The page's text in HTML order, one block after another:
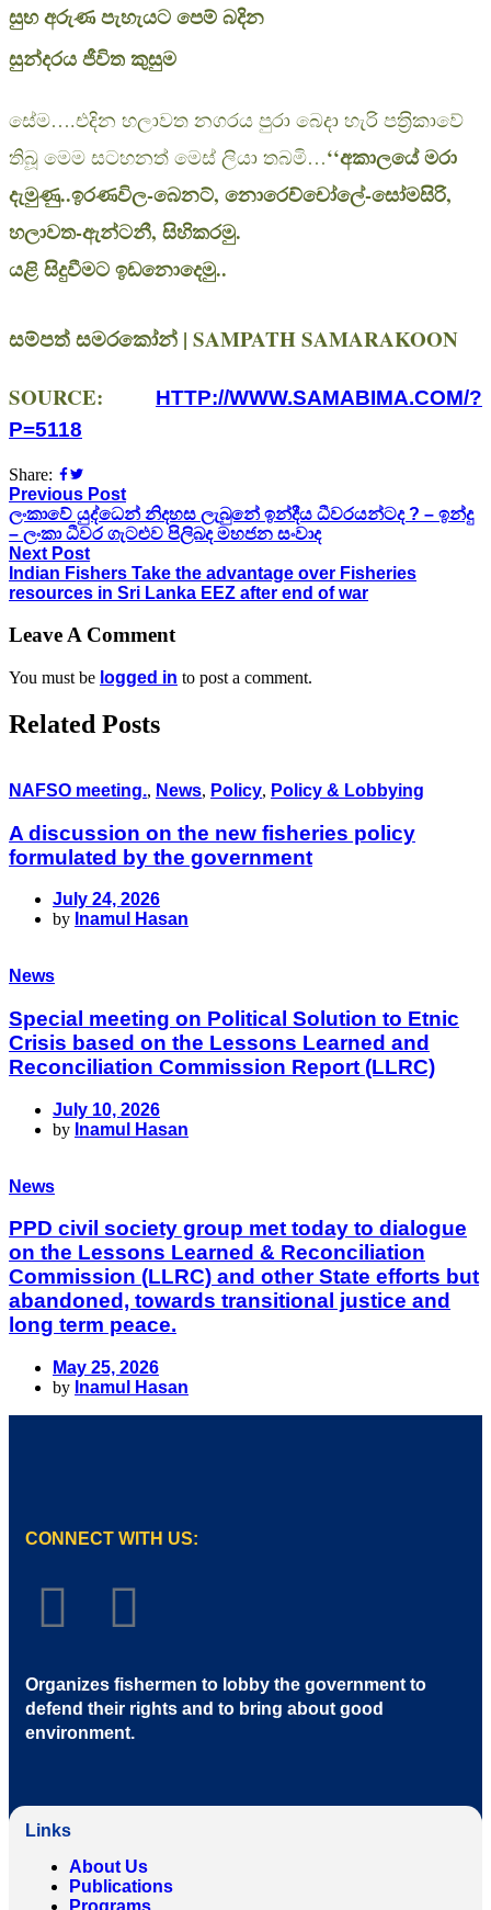
සුභ අරුණ පැහැයට පෙම් බදින
සුන්දරය ජීවිත කුසුම
සේම….එදින හලාවත නගරය පුරා බෙදා හැරි පත‍්‍රිකාවේ
තිබූ මෙම සටහනත් මෙස් ලියා තබමි…‘‘අකාලයේ මරා
දැමුණු..ඉරණවිල-බෙනට්, නොරෙච්චෝලේ-සෝමසිරි,
හලාවත-ඇන්ටනී, සිහිකරමු.
යළි සිදුවීමට ඉඩනොදෙමු..
සම්පත් සමරකෝන් | SAMPATH SAMARAKOON
SOURCE:
HTTP://WWW.SAMABIMA.COM/?
P=5118
Share:
Previous Post
ලංකාවේ යුද්ධෙන් නිදහස ලැබුනේ ඉන්දීය ධීවරයන්ටද ? – ඉන්දු
– ලංකා ධීවර ගැටළුව පිලිබද මහජන සංවාද
Next Post
Indian Fishers Take the advantage over Fisheries
resources in Sri Lanka EEZ after end of war
Leave A Comment
You must be logged in to post a comment.
Related Posts
NAFSO meeting., News, Policy, Policy & Lobbying
A discussion on the new fisheries policy
formulated by the government
July 24, 2026
by Inamul Hasan
News
Special meeting on Political Solution to Etnic
Crisis based on the Lessons Learned and
Reconciliation Commission Report (LLRC)
July 10, 2026
by Inamul Hasan
News
PPD civil society group met today to dialogue
on the Lessons Learned & Reconciliation
Commission (LLRC) and other State efforts but
abandoned, towards transitional justice and
long term peace.
May 25, 2026
by Inamul Hasan
CONNECT WITH US:
Organizes fishermen to lobby the government to
defend their rights and to bring about good
environment.
Links
About Us
Publications